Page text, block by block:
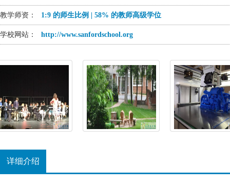
教学师资： 1:9 的师生比例 | 58% 的教师高级学位
学校网站： http://www.sanfordschool.org
详细介绍